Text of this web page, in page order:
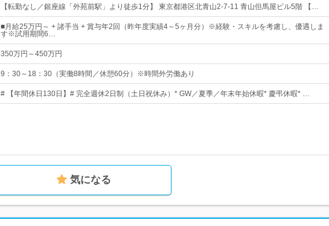
【転勤なし／銀座線「外苑前駅」より徒歩1分】 東京都港区北青山2-7-11 青山但馬屋ビル5階 【…
■月給25万円～ + 諸手当 + 賞与年2回（昨年度実績4～5ヶ月分）※経験・スキルを考慮し、優遇しま
す※試用期間6…
350万円～450万円
9：30～18：30（実働8時間／休憩60分）※時間外労働あり
# 【年間休日130日】# 完全週休2日制（土日祝休み）* GW／夏季／年末年始休暇* 慶弔休暇* …
気になる